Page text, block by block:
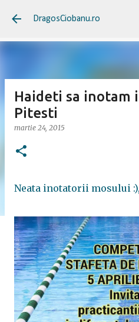
Treceți la
DragosCiobanu.ro
Haideti sa inotam
Pitesti
martie 24, 2015
Neata inotatorii mosului :),